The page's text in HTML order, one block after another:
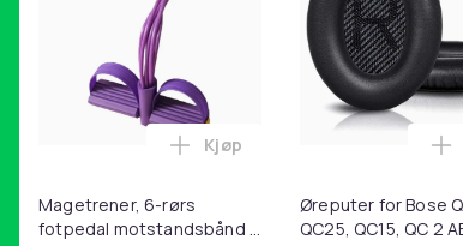
Magetrener, 6-rørs
fotpedal motstandsbånd -
Legg Magetrener, 6-rørs
Kjøp
Øreputer for Bose
QC25, QC15, QC 2